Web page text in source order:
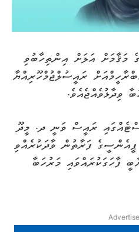
މަޤާމަށް އަލަށް އިންތިހާބުވި
ރައީސުލްޖުމްހޫރިއްޔާ
ވިދާޅުވެއްޖެއެވެ.
ރައީސް ވަނީ ދ. މީދޫ
ފަރާތުން ވާދަކުރެއްވި
ފާހަގަކުރައްވައި މަރުހަބާ